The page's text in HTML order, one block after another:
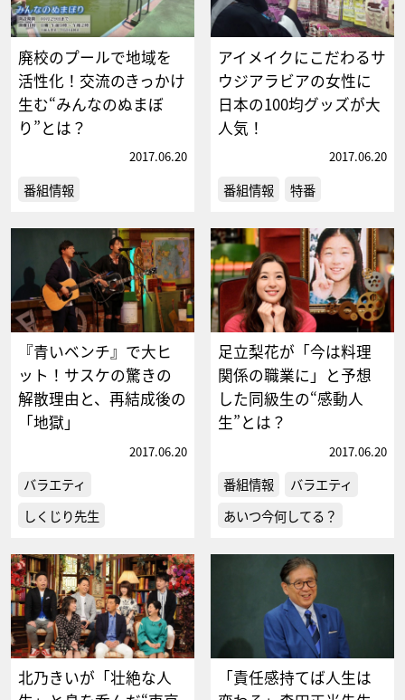
廃校のプールで地域を
活性化！交流のきっかけ
生む“みんなのぬまぼ
り”とは？
2017.06.20
番組情報
アイメイクにこだわるサ
ウジアラビアの女性に
日本の100均グッズが大
人気！
2017.06.20
番組情報 特番
『青いベンチ』で大ヒ
ット！サスケの驚きの
解散理由と、再結成後の
「地獄」
2017.06.20
バラエティ
しくじり先生
足立梨花が「今は料理
関係の職業に」と予想
した同級生の“感動人
生”とは？
2017.06.20
番組情報
バラエティ
あいつ今何してる？
北乃きいが「壮絶な人
「責任感持てば人生は